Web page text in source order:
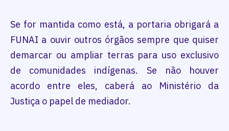
Se for mantida como está, a portaria obrigará a
FUNAI a ouvir outros órgãos sempre que quiser
demarcar ou ampliar terras para uso exclusivo
de comunidades indígenas. Se não houver
acordo entre eles, caberá ao Ministério da
Justiça o papel de mediador.